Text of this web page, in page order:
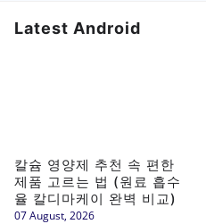
Latest Android
칼슘 영양제 추천 속 편한
제품 고르는 법 (원료 흡수
율 칼디마케이 완벽 비교)
07 August, 2026